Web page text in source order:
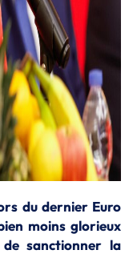
du dernier Euro
moins glorieux
de sanctionner la